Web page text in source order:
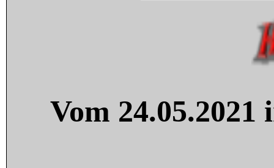
Vom